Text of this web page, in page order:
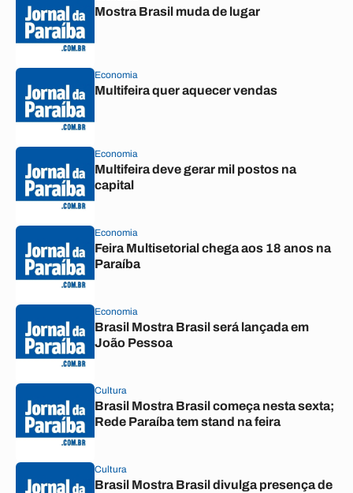
Mostra Brasil muda de lugar
Economia
Multifeira quer aquecer vendas
Economia
Multifeira deve gerar mil postos na
capital
Economia
Feira Multisetorial chega aos 18 anos na
Paraíba
Economia
Brasil Mostra Brasil será lançada em
João Pessoa
Cultura
Brasil Mostra Brasil começa nesta sexta;
Rede Paraíba tem stand na feira
Cultura
Brasil Mostra Brasil divulga presença de